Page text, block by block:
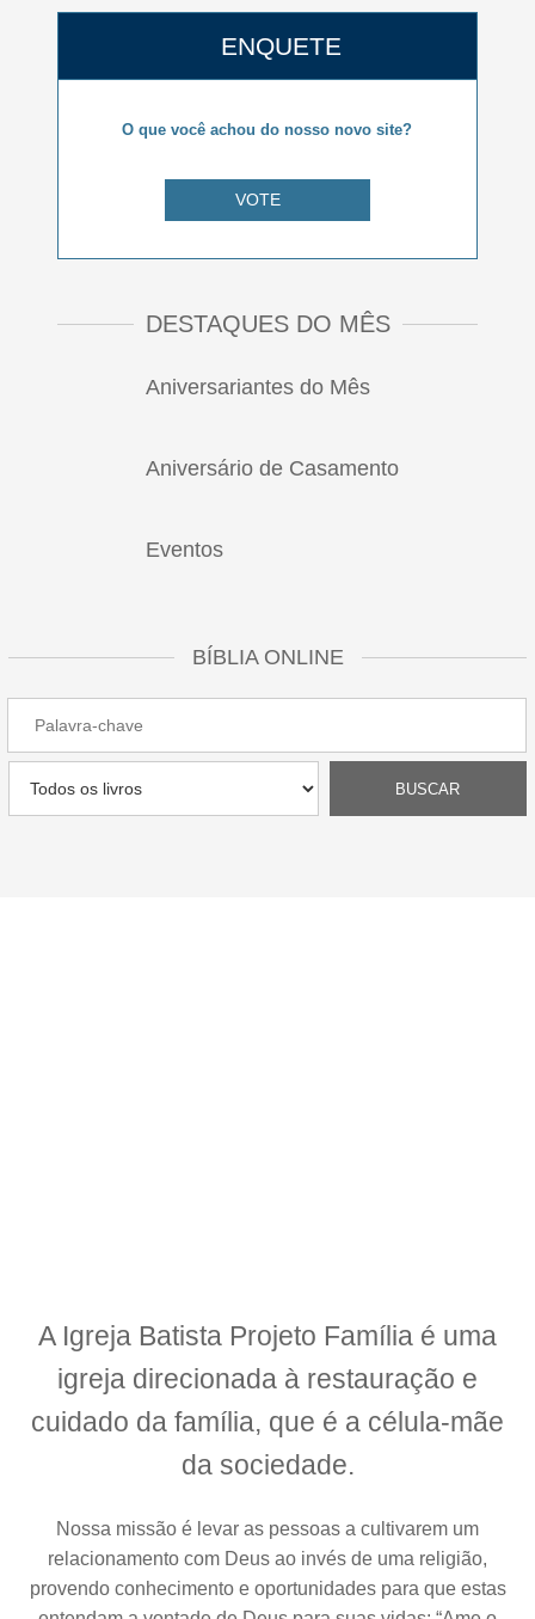
ENQUETE
O que você achou do nosso novo site?
VOTE
DESTAQUES DO MÊS
Aniversariantes do Mês
Aniversário de Casamento
Eventos
BÍBLIA ONLINE
A Igreja Batista Projeto Família é uma
igreja direcionada à restauração e
cuidado da família, que é a célula-mãe
da sociedade.
Nossa missão é levar as pessoas a cultivarem um
relacionamento com Deus ao invés de uma religião,
provendo conhecimento e oportunidades para que estas